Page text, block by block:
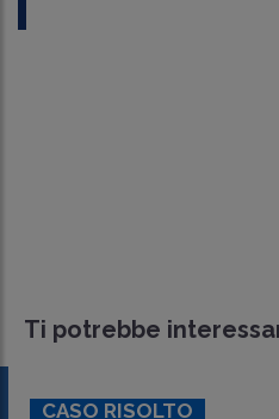
Ti potrebbe
CASO RISOLTO